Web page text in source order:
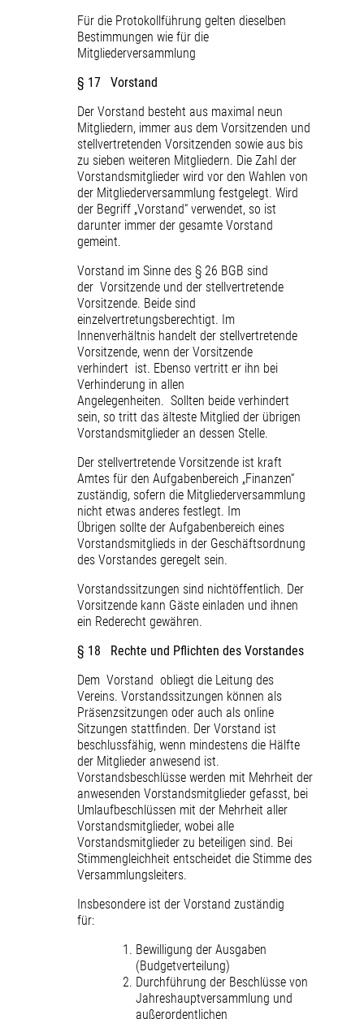
Für die Protokollführung gelten dieselben
Bestimmungen wie für die
Mitgliederversammlung
§ 17 Vorstand
Der Vorstand besteht aus maximal neun
Mitgliedern, immer aus dem Vorsitzenden und
stellvertretenden Vorsitzenden sowie aus bis
zu sieben weiteren Mitgliedern. Die Zahl der
Vorstandsmitglieder wird vor den Wahlen von
der Mitgliederversammlung festgelegt. Wird
der Begriff „Vorstand“ verwendet, so ist
darunter immer der gesamte Vorstand
gemeint.
Vorstand im Sinne des § 26 BGB sind
der Vorsitzende und der stellvertretende
Vorsitzende. Beide sind
einzelvertretungsberechtigt. Im
Innenverhältnis handelt der stellvertretende
Vorsitzende, wenn der Vorsitzende
verhindert ist. Ebenso vertritt er ihn bei
Verhinderung in allen
Angelegenheiten. Sollten beide verhindert
sein, so tritt das älteste Mitglied der übrigen
Vorstandsmitglieder an dessen Stelle.
Der stellvertretende Vorsitzende ist kraft
Amtes für den Aufgabenbereich „Finanzen“
zuständig, sofern die Mitgliederversammlung
nicht etwas anderes festlegt. Im
Übrigen sollte der Aufgabenbereich eines
Vorstandsmitglieds in der Geschäftsordnung
des Vorstandes geregelt sein.
Vorstandssitzungen sind nichtöffentlich. Der
Vorsitzende kann Gäste einladen und ihnen
ein Rederecht gewähren.
§ 18 Rechte und Pflichten des Vorstandes
Dem Vorstand obliegt die Leitung des
Vereins. Vorstandssitzungen können als
Präsenzsitzungen oder auch als online
Sitzungen stattfinden. Der Vorstand ist
beschlussfähig, wenn mindestens die Hälfte
der Mitglieder anwesend ist.
Vorstandsbeschlüsse werden mit Mehrheit der
anwesenden Vorstandsmitglieder gefasst, bei
Umlaufbeschlüssen mit der Mehrheit aller
Vorstandsmitglieder, wobei alle
Vorstandsmitglieder zu beteiligen sind. Bei
Stimmengleichheit entscheidet die Stimme des
Versammlungsleiters.
Insbesondere ist der Vorstand zuständig
für:
Bewilligung der Ausgaben
(Budgetverteilung)
Durchführung der Beschlüsse von
Jahreshauptversammlung und
außerordentlichen